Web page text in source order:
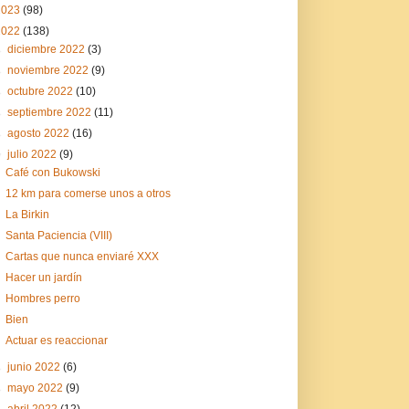
(98)
(138)
diciembre 2022(3)
noviembre 2022(9)
octubre 2022(10)
septiembre 2022(11)
agosto 2022(16)
julio 2022(9)
Café con Bukowski
12 km para comerse unos a otros
La Birkin
Santa Paciencia (VIII)
Cartas que nunca enviaré XXX
Hacer un jardín
Hombres perro
Bien
Actuar es reaccionar
junio 2022(6)
mayo 2022(9)